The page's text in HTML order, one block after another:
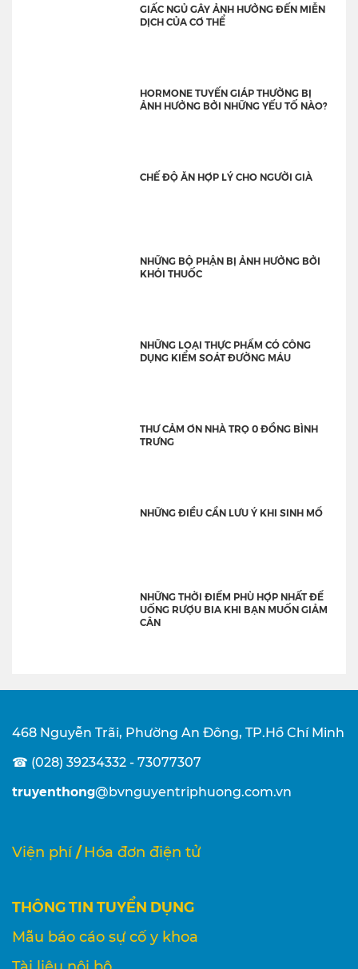
GIẤC NGỦ GÂY ẢNH HƯỞNG ĐẾN MIỄN
DỊCH CỦA CƠ THỂ
HORMONE TUYẾN GIÁP THƯỜNG BỊ
ẢNH HƯỞNG BỞI NHỮNG YẾU TỐ NÀO?
CHẾ ĐỘ ĂN HỢP LÝ CHO NGƯỜI GIÀ
NHỮNG BỘ PHẬN BỊ ẢNH HƯỞNG BỞI
KHÓI THUỐC
NHỮNG LOẠI THỰC PHẨM CÓ CÔNG
DỤNG KIỂM SOÁT ĐƯỜNG MÁU
THƯ CẢM ƠN NHÀ TRỌ 0 ĐỒNG BÌNH
TRƯNG
NHỮNG ĐIỀU CẦN LƯU Ý KHI SINH MỔ
NHỮNG THỜI ĐIỂM PHÙ HỢP NHẤT ĐỂ
UỐNG RƯỢU BIA KHI BẠN MUỐN GIẢM
CÂN
468 Nguyễn Trãi, Phường An Đông, TP.Hồ Chí Minh
☎ (028) 39234332 - 73077307
truyenthong@bvnguyentriphuong.com.vn
Viện phí / Hóa đơn điện tử
THÔNG TIN TUYỂN DỤNG
Mẫu báo cáo sự cố y khoa